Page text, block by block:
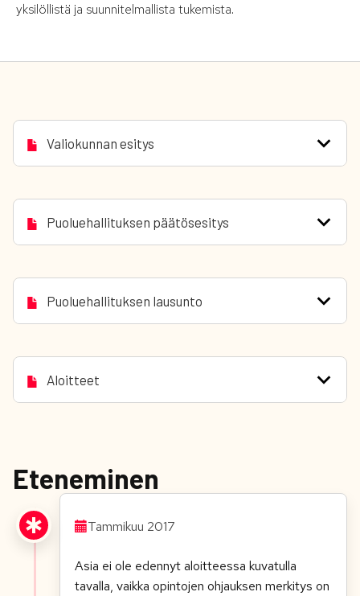
yksilöllistä ja suunnitelmallista tukemista.
Valiokunnan esitys
Puoluehallituksen päätösesitys
Puoluehallituksen lausunto
Aloitteet
Eteneminen
Tammikuu 2017
Asia ei ole edennyt aloitteessa kuvatulla
tavalla, vaikka opintojen ohjauksen merkitys on